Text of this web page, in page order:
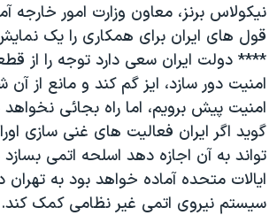
نیکولاس برنز، معاون وزارت امور خارجه
قول های ایران برای همکاری را یک
**** دولت ایران سعی دارد توجه را از
امنیت دور سازد، ایز گم کند و مانع از
امنیت پیش برویم، اما راه بجائی نخواهد
گوید اگر ایران فعالیت های غنی سازی
تواند به آن اجازه دهد اسلحه اتمی
ایالات متحده آماده خواهد بود به
سیستم نیروی اتمی غیر نظامی کمک کند.